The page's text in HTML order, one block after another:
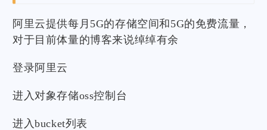
阿里云提供每月5G的存储空间和5G的免费流量，
对于目前体量的博客来说绰绰有余
登录阿里云
进入对象存储oss控制台
进入bucket列表